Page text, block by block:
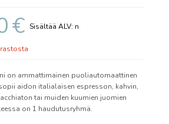
€
on ammattimainen puoliautomaattinen
aidon italialaisen espresson, kahvin,
tai muiden kuumien juomien
on 1 haudutusryhmä.